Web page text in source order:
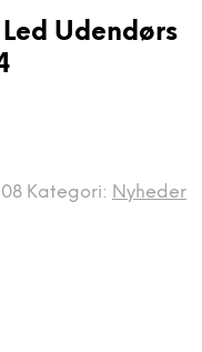
Udendørs
Kategori: Nyheder